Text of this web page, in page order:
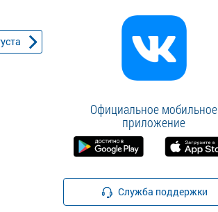
Официальное мобильное
приложение
Служба поддержки